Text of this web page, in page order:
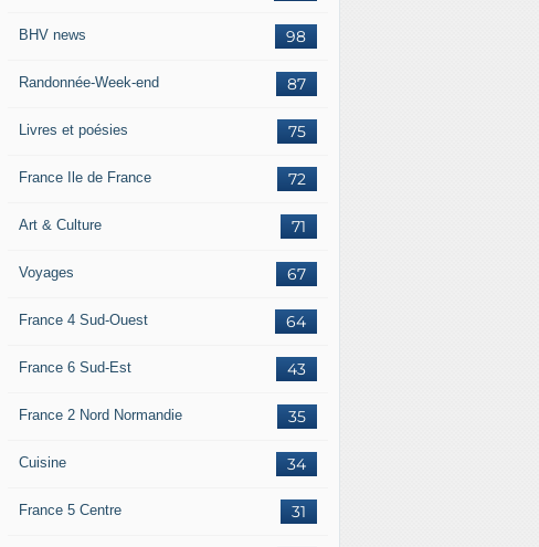
98
BHV news
87
Randonnée-Week-end
75
Livres et poésies
72
France Ile de France
71
Art & Culture
67
Voyages
64
France 4 Sud-Ouest
43
France 6 Sud-Est
35
France 2 Nord Normandie
34
Cuisine
31
France 5 Centre